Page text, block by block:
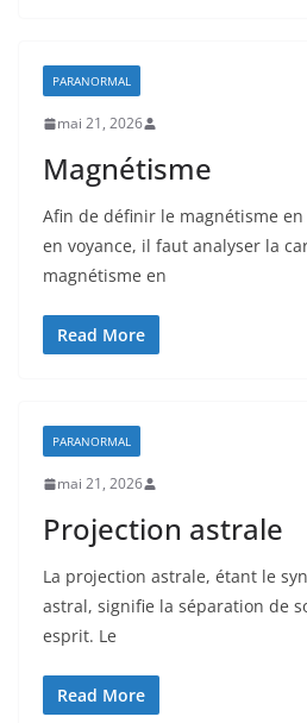
PARANORMAL
mai 21, 2026
Magnétisme
Afin de définir le magnétisme
en voyance, il faut analyser la
magnétisme en
Read More
PARANORMAL
mai 21, 2026
Projection astrale
La projection astrale, étant le
astral, signifie la séparation de
esprit. Le
Read More